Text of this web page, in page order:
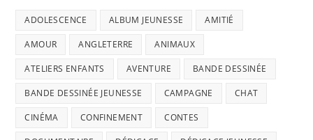
ADOLESCENCE ALBUM JEUNESSE AMITIÉ
AMOUR ANGLETERRE ANIMAUX
ATELIERS ENFANTS AVENTURE BANDE DESSINÉE
BANDE DESSINÉE JEUNESSE CAMPAGNE CHAT
CINÉMA CONFINEMENT CONTES